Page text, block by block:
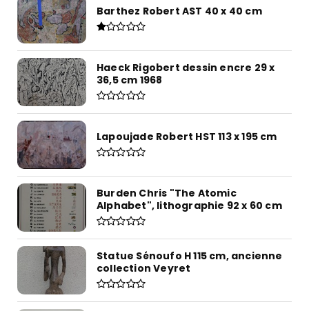
Barthez Robert AST 40 x 40 cm
Haeck Rigobert dessin encre 29 x
36,5 cm 1968
Lapoujade Robert HST 113 x 195 cm
Burden Chris "The Atomic
Alphabet", lithographie 92 x 60 cm
Statue Sénoufo H 115 cm, ancienne
collection Veyret